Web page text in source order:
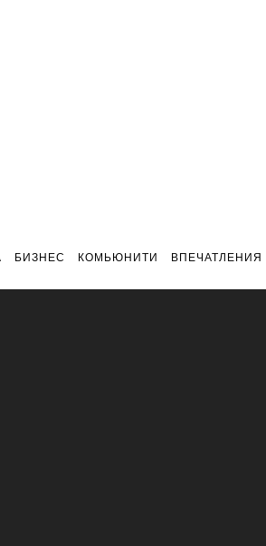
БИЗНЕС КОМЬЮНИТИ ВПЕЧАТЛЕНИЯ